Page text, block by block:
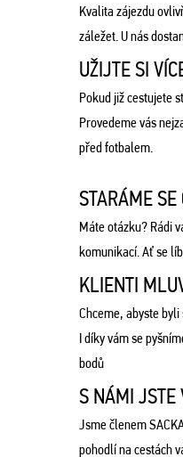
Kvalita zájezdu
záležet. U nás
UŽIJTE SI
Pokud již cestujete
Provedeme vás
před fotbalem.
STARÁME SE
Máte otázku? Rádi
komunikací. Ať se
KLIENTI
Chceme, abyste
I díky vám se
bodů
S NÁMI JSTE
Jsme členem
pohodlí na cestách